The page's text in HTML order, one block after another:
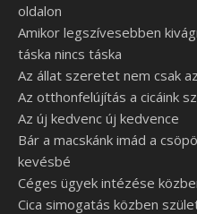
oldalon
Amikor legszívesebben
táska nincs táska
Az állat szeretet nem csak
Az otthonfelújítás a cicáink
Az új kedvenc új kedvence
Bár a macskánk imád a
kevésbé
Céges ügyek intézése
Cica simogatás közben